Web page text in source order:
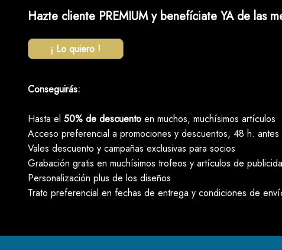
Hazte cliente PREMIUM y benefíciate YA de las
¡ Lo quiero !
Conseguirás:
Hasta el 50% de descuentoen muchos, muchísimos artículos
Acceso preferencial a promociones y descuentos, 48 h. antes
Vales descuento y campañas exclusivas para socios
Grabación gratis en muchísimos trofeos y artículos de
Personalización plus de los diseños
Trato preferencial en fechas de entrega y condiciones de